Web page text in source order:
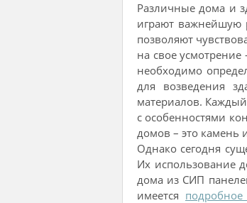
Различные дома и
играют важнейшую
позволяют
на свое
необходимо
для возведения
материалов.
с особенностями
домов – это камень
Однако сегодня
Их использование
дома из СИП
имеется